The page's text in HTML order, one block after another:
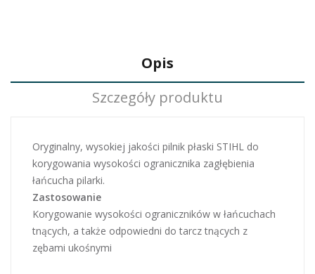
Opis
Szczegóły produktu
Oryginalny, wysokiej jakości pilnik płaski STIHL do
korygowania wysokości ogranicznika zagłębienia
łańcucha pilarki.
Zastosowanie
Korygowanie wysokości ograniczników w łańcuchach
tnących, a także odpowiedni do tarcz tnących z
zębami ukośnymi